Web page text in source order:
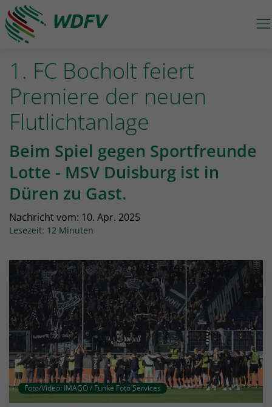
Logo: wdfv führt zur Starseite
1. FC Bocholt feiert
Premiere der neuen
Flutlichtanlage
Beim Spiel gegen Sportfreunde
Lotte - MSV Duisburg ist in
Düren zu Gast.
Nachricht vom: 10. Apr. 2025
Lesezeit: 12 Minuten
Foto/Video: IMAGO / Funke Foto Services